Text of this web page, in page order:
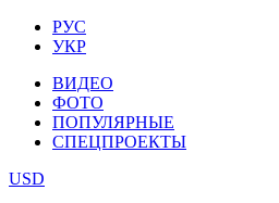
РУС
УКР
ВИДЕО
ФОТО
ПОПУЛЯРНЫЕ
СПЕЦПРОЕКТЫ
USD